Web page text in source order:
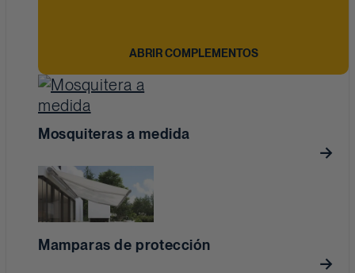
ABRIR COMPLEMENTOS
Mosquiteras a medida
Mamparas de protección